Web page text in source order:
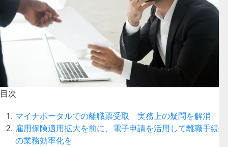
目次
マイナポータルでの離職票受取 実務上の疑問を解消
雇用保険適用拡大を前に、電子申請を活用して離職手続
の業務効率化を